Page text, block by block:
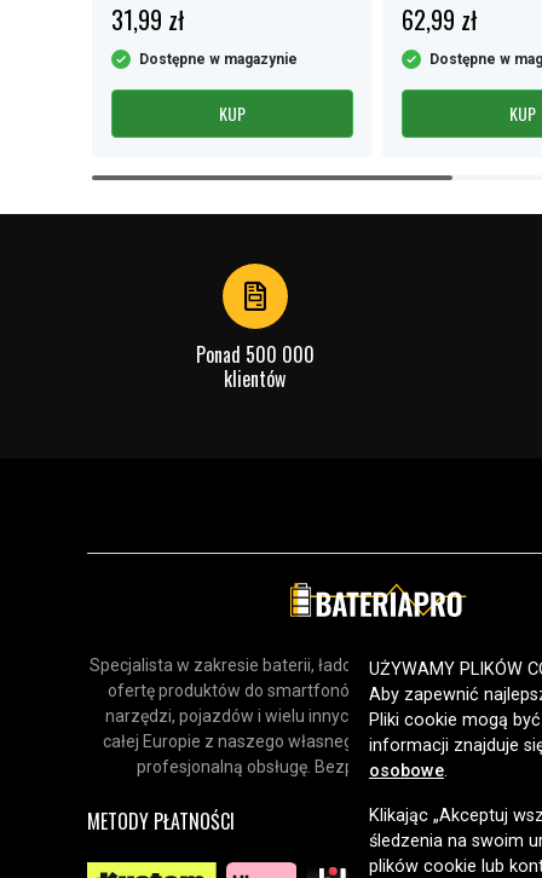
31,99 zł
Dostępne w magazynie
KUP
62,99 zł
Dostępne w
KUP
Item
Ponad 500 000
klientów
Specjalista w zakresie baterii, ładowarek i akcesoriów.
ofertę produktów do smartfonów, urządzeń
narzędzi, pojazdów i wielu innych zastosowań.
całej Europie z naszego własnego magazynu, oferując
profesjonalną obsługę. Bezpieczne zakupy online od
METODY PŁATNOŚCI
UŻYWAMY PLIKÓW
Aby zapewnić
Pliki cookie mogą
informacji znajduje
osobowe.
Klikając „Akceptuj
śledzenia na swoim
plików cookie lub